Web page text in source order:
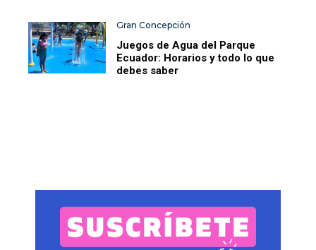
Gran Concepción
Juegos de Agua del Parque
Ecuador: Horarios y todo lo que
debes saber